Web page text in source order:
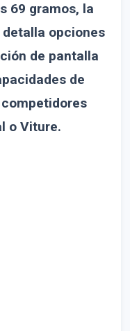
69 gramos, la
opciones
de pantalla
de
o Viture.